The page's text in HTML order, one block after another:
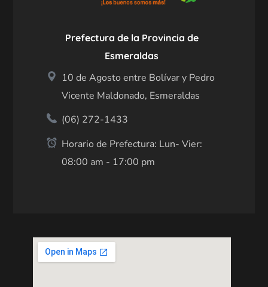
Prefectura de la Provincia de
Esmeraldas
10 de Agosto entre Bolívar y Pedro
Vicente Maldonado, Esmeraldas
(06) 272-1433
Horario de Prefectura: Lun- Vier:
08:00 am - 17:00 pm